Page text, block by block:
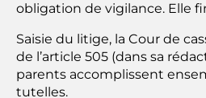
obligation de vigilance. Elle
Saisie du litige, la Cour de
de l’article 505 (dans sa
parents accomplissent
tutelles.